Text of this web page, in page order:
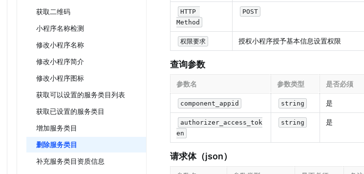
获取二维码
小程序名称检测
修改小程序名称
修改小程序简介
修改小程序图标
获取可以设置的服务类目列表
获取已设置的服务类目
增加服务类目
删除服务类目
补充服务类目资质信息
HTTP
Method
POST
权限要求 授权小程序授予基本信息设置权限
查询参数
参数名 参数类型 是否必须
component_appid string 是
authorizer_access_tok
en
string 是
请求体（json）